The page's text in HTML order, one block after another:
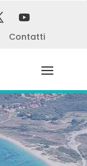
Contatti